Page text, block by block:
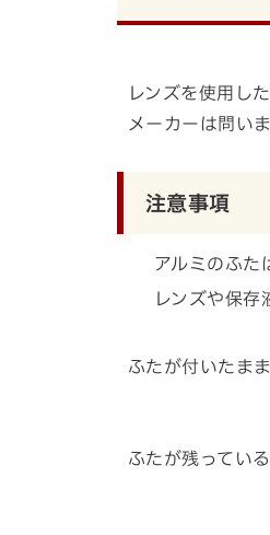
レンズを使用し
メーカーは問い
注意事項
アルミのふた
レンズや保
ふたが付いたまま
ふたが残っている